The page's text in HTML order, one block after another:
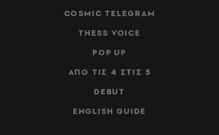
COSMIC TELEGRAM
THESS VOICE
POP UP
ΑΠΟ ΤΙΣ 4 ΣΤΙΣ 5
DEBUT
ENGLISH GUIDE